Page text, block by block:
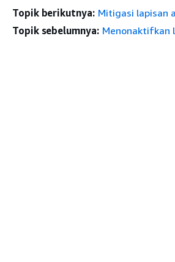
Topik berikutnya: Mitigasi lapisan
Topik sebelumnya: Menonaktifkan